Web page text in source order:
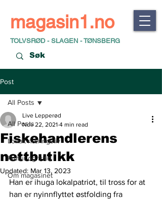
magasin1.no
TOLVSRØD - SLAGEN - TØNSBERG
Post
All Posts
Lokalt næringsliv
Kultur og fritid
Om magasinet
All Posts
Fiskehandlerens
nettbutikk
Live Lepperød
Nov 22, 2021 4 min read
Updated: Mar 13, 2023
Han er ihuga lokalpatriot, til tross for at
han er nyinnflyttet østfolding fra